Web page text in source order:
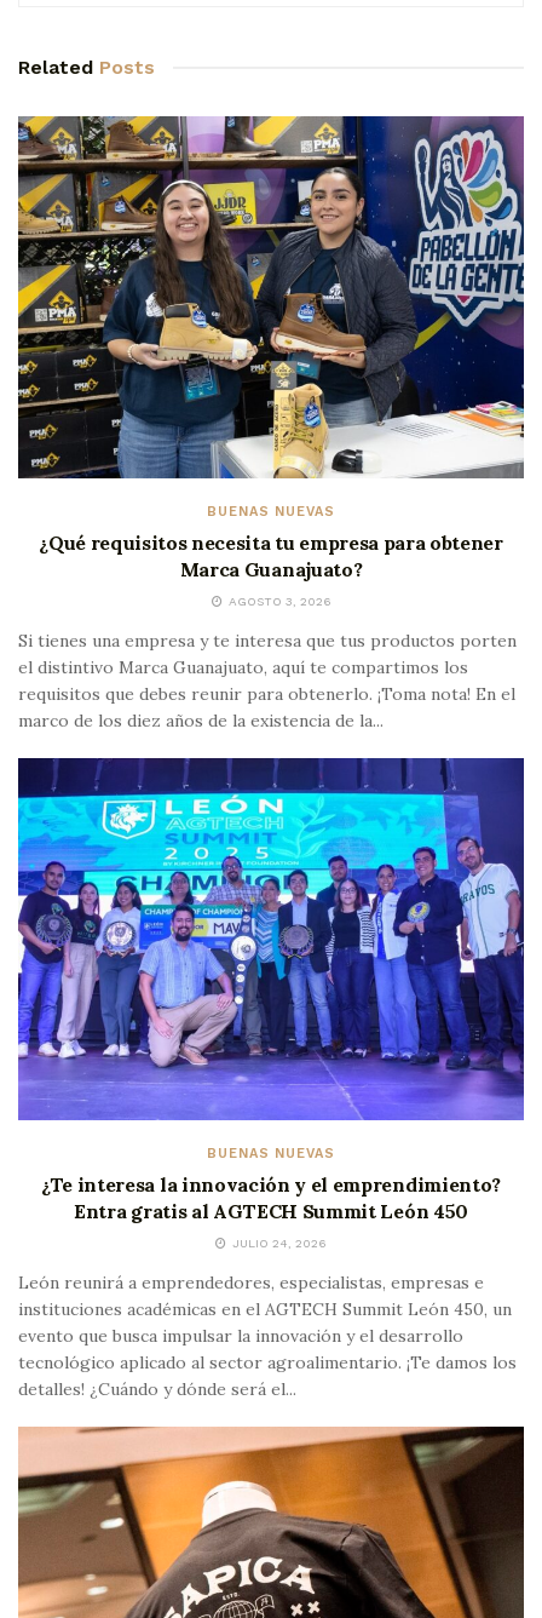
Related Posts
BUENAS NUEVAS
¿Qué requisitos necesita tu empresa para obtener
Marca Guanajuato?
AGOSTO 3, 2026
Si tienes una empresa y te interesa que tus productos porten
el distintivo Marca Guanajuato, aquí te compartimos los
requisitos que debes reunir para obtenerlo. ¡Toma nota! En el
marco de los diez años de la existencia de la...
BUENAS NUEVAS
¿Te interesa la innovación y el emprendimiento?
Entra gratis al AGTECH Summit León 450
JULIO 24, 2026
León reunirá a emprendedores, especialistas, empresas e
instituciones académicas en el AGTECH Summit León 450, un
evento que busca impulsar la innovación y el desarrollo
tecnológico aplicado al sector agroalimentario. ¡Te damos los
detalles! ¿Cuándo y dónde será el...